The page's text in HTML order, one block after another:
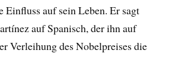
Einfluss auf sein Leben. Er sagt
auf Spanisch, der ihn auf
Verleihung des Nobelpreises die